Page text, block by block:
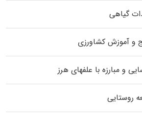
گیاهی
و آموزش کشاورزی
و مبارزه با علفهای هرز
روستایی